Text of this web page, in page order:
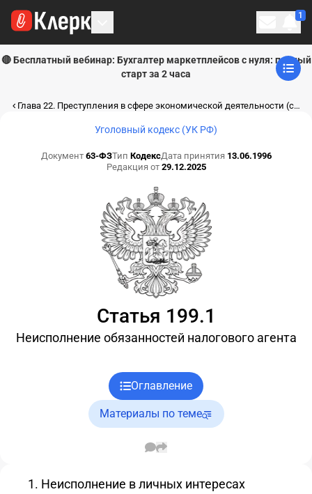
1
🔴 Бесплатный вебинар: Бухгалтер маркетплейсов с нуля: полный
старт за 2 часа
Глава 22. Преступления в сфере экономической деятельности (ст. 169-200.7)
Уголовный кодекс (УК РФ)
Документ 63-ФЗТип КодексДата принятия 13.06.1996
Редакция от 29.12.2025
Статья 199.1
Неисполнение обязанностей налогового агента
Оглавление
Материалы по теме
1. Неисполнение в личных интересах